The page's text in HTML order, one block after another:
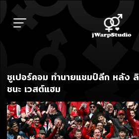
Skip
to
content
ซูเปอร์คอม ทำนายแชมป์ลีก หลัง
ชนะ เวสต์แฮม